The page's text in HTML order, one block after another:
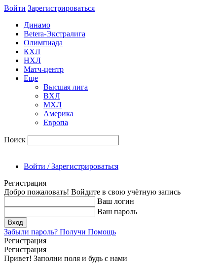
Войти Зарегиcтрироваться
Динамо
Betera-Экстралига
Олимпиада
КХЛ
НХЛ
Матч-центр
Еще
Высшая лига
ВХЛ
МХЛ
Америка
Европа
Поиск
Войти / Зарегистрироваться
Регистрация
Добро пожаловать! Войдите в свою учётную запись
Ваш логин
Ваш пароль
Забыли пароль? Получи Помощь
Регистрация
Регистрация
Привет! Заполни поля и будь с нами